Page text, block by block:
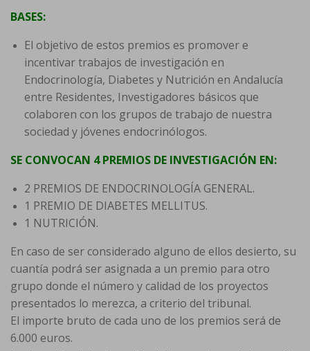
BASES:
El objetivo de estos premios es promover e
incentivar trabajos de investigación en
Endocrinología, Diabetes y Nutrición en Andalucía
entre Residentes, Investigadores básicos que
colaboren con los grupos de trabajo de nuestra
sociedad y jóvenes endocrinólogos.
SE CONVOCAN 4 PREMIOS DE INVESTIGACIÓN EN:
2 PREMIOS DE ENDOCRINOLOGÍA GENERAL.
1 PREMIO DE DIABETES MELLITUS.
1 NUTRICIÓN.
En caso de ser considerado alguno de ellos desierto, su
cuantía podrá ser asignada a un premio para otro
grupo donde el número y calidad de los proyectos
presentados lo merezca, a criterio del tribunal.
El importe bruto de cada uno de los premios será de
6.000 euros.